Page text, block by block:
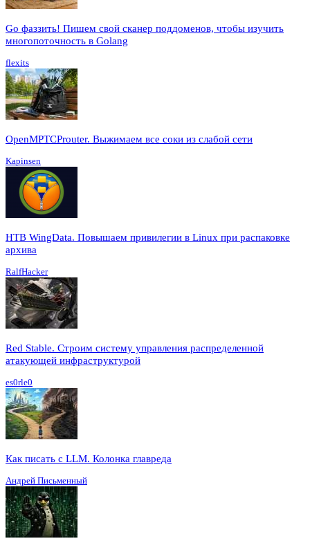
Go фаззить! Пишем свой сканер поддоменов, чтобы изучить
многопоточность в Golang
flexits
OpenMPTCProuter. Выжимаем все соки из слабой сети
Kapinsen
HTB WingData. Повышаем привилегии в Linux при распаковке
архива
RalfHacker
Red Stable. Строим систему управления распределенной
атакующей инфраструктурой
es0rle0
Как писать с LLM. Колонка главреда
Андрей Письменный